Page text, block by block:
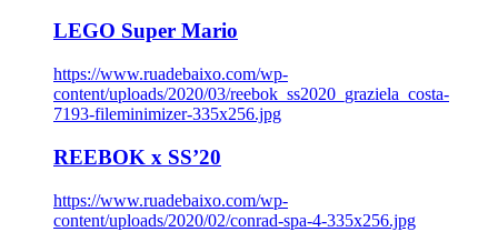
LEGO Super Mario
https://www.ruadebaixo.com/wp-
content/uploads/2020/03/reebok_ss2020_graziela_costa-
7193-fileminimizer-335x256.jpg
REEBOK x SS’20
https://www.ruadebaixo.com/wp-
content/uploads/2020/02/conrad-spa-4-335x256.jpg